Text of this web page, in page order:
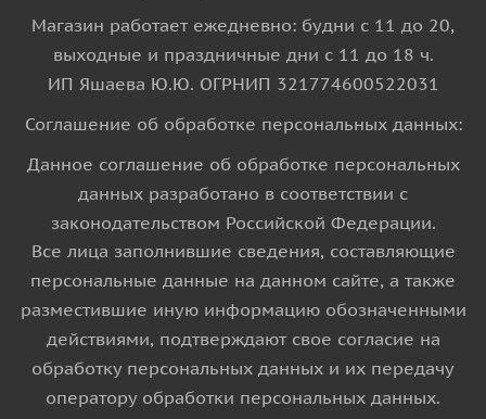
Магазин работает ежедневно: будни с 11 до 20,
выходные и праздничные дни с 11 до 18 ч.
ИП Яшаева Ю.Ю. ОГРНИП 321774600522031
Соглашение об обработке персональных данных:
Данное соглашение об обработке персональных
данных разработано в соответствии с
законодательством Российской Федерации.
Все лица заполнившие сведения, составляющие
персональные данные на данном сайте, а также
разместившие иную информацию обозначенными
действиями, подтверждают свое согласие на
обработку персональных данных и их передачу
оператору обработки персональных данных.